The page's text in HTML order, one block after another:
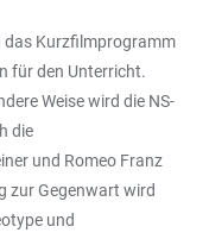
das Kurzfilmprogramm
für den Unterricht.
Weise wird die NS-
die
und Romeo Franz
zur Gegenwart wird
und